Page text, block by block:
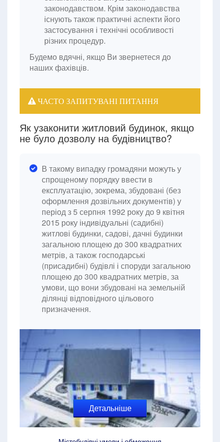
законодавством. Крім законодавства
існують також практичні аспекти його
застосування і технічні особливості
різних процедур.
Будемо вдячні, якщо Ви звернетеся до
наших фахівців.
ЧАСТО ЗАПИТУВАНІ ПИТАННЯ
Як узаконити житловий будинок, якщо
не було дозволу на будівництво?
В такому випадку громадяни можуть у
спрощеному порядку ввести в
експлуатацію, зокрема, збудовані (без
оформлення дозвільних документів) у
період з 5 серпня 1992 року до 9 квітня
2015 року індивідуальні (садибні)
житлові будинки, садові, дачні будинки
загальною площею до 300 квадратних
метрів, а також господарські
(присадибні) будівлі і споруди загальною
площею до 300 квадратних метрів, за
умови, що вони збудовані на земельній
ділянці відповідного цільового
призначення.
Детальніше